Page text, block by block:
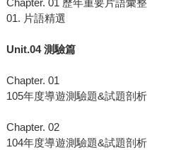
Chapter. 01 歷年重要片語彙整
01. 片語精選
Unit.04測驗篇
Chapter. 01
105年度導遊測驗題&試題剖析
Chapter. 02
104年度導遊測驗題&試題剖析